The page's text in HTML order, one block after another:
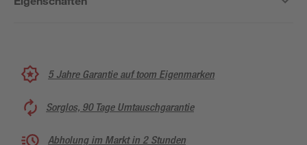
5 Jahre Garantie auf toom Eigenmarken
Sorglos, 90 Tage Umtauschgarantie
Abholung im Markt in 2 Stunden